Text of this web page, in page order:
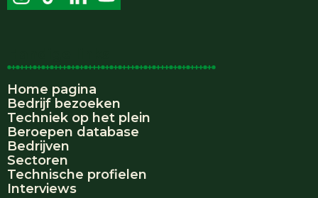
Home pagina
Bedrijf bezoeken
Techniek op het plein
Beroepen database
Bedrijven
Sectoren
Technische profielen
Interviews